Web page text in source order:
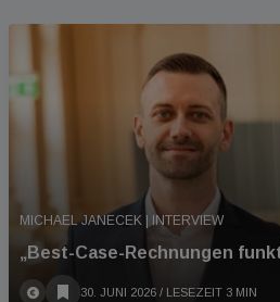
MICHAEL JANECEK | INTERVIEW
„Best-Case-Rechnungen
30. JUNI 2026 / LESEZEIT 3 MIN